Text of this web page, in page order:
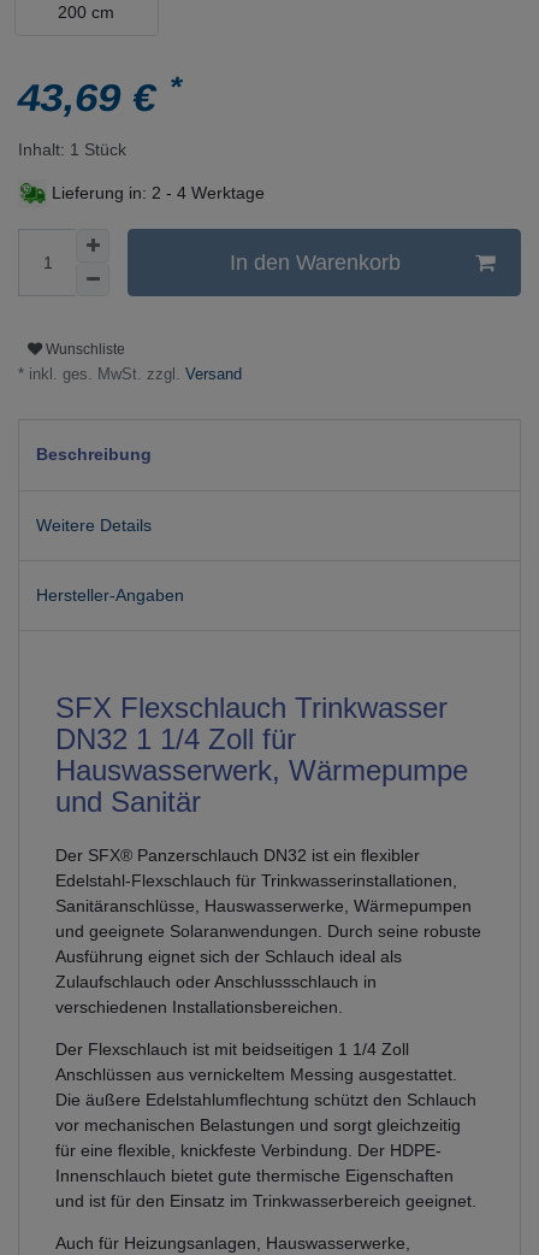
200 cm
43,69 €*
Inhalt: 1 Stück
Lieferung in: 2 - 4 Werktage
In den Warenkorb
Wunschliste
* inkl. ges. MwSt. zzgl. Versand
Beschreibung
Weitere Details
Hersteller-Angaben
SFX Flexschlauch Trinkwasser
DN32 1 1/4 Zoll für
Hauswasserwerk, Wärmepumpe
und Sanitär
Der SFX® Panzerschlauch DN32 ist ein flexibler
Edelstahl-Flexschlauch für Trinkwasserinstallationen,
Sanitäranschlüsse, Hauswasserwerke, Wärmepumpen
und geeignete Solaranwendungen. Durch seine robuste
Ausführung eignet sich der Schlauch ideal als
Zulaufschlauch oder Anschlussschlauch in
verschiedenen Installationsbereichen.
Der Flexschlauch ist mit beidseitigen 1 1/4 Zoll
Anschlüssen aus vernickeltem Messing ausgestattet.
Die äußere Edelstahlumflechtung schützt den Schlauch
vor mechanischen Belastungen und sorgt gleichzeitig
für eine flexible, knickfeste Verbindung. Der HDPE-
Innenschlauch bietet gute thermische Eigenschaften
und ist für den Einsatz im Trinkwasserbereich geeignet.
Auch für Heizungsanlagen, Hauswasserwerke,